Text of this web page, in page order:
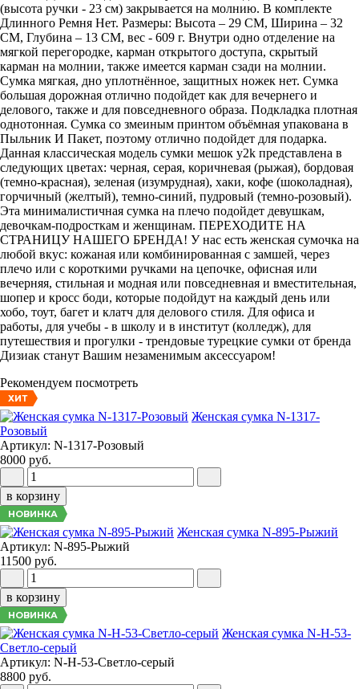
(высота ручки - 23 см) закрывается на молнию. В комплекте
Длинного Ремня Нет. Размеры: Высота – 29 СМ, Ширина – 32
СМ, Глубина – 13 СМ, вес - 609 г. Внутри одно отделение на
мягкой перегородке, карман открытого доступа, скрытый
карман на молнии, также имеется карман сзади на молнии.
Сумка мягкая, дно уплотнённое, защитных ножек нет. Сумка
большая дорожная отлично подойдет как для вечернего и
делового, также и для повседневного образа. Подкладка плотная
однотонная. Сумка со змеиным принтом объёмная упакована в
Пыльник И Пакет, поэтому отлично подойдет для подарка.
Данная классическая модель сумки мешок y2k представлена в
следующих цветах: черная, серая, коричневая (рыжая), бордовая
(темно-красная), зеленая (изумрудная), хаки, кофе (шоколадная),
горчичный (желтый), темно-синий, пудровый (темно-розовый).
Эта минималистичная сумка на плечо подойдет девушкам,
девочкам-подросткам и женщинам. ПЕРЕХОДИТЕ НА
СТРАНИЦУ НАШЕГО БРЕНДА! У нас есть женская сумочка на
любой вкус: кожаная или комбинированная с замшей, через
плечо или с короткими ручками на цепочке, офисная или
вечерняя, стильная и модная или повседневная и вместительная,
шопер и кросс боди, которые подойдут на каждый день или
хобо, тоут, багет и клатч для делового стиля. Для офиса и
работы, для учебы - в школу и в институт (колледж), для
путешествия и прогулки - трендовые турецкие сумки от бренда
Дизиак станут Вашим незаменимым аксессуаром!
Рекомендуем посмотреть
ХИТ
Женская сумка N-1317-
Розовый
Артикул: N-1317-Розовый
8000 руб.
в корзину
НОВИНКА
Женская сумка N-895-Рыжий
Артикул: N-895-Рыжий
11500 руб.
в корзину
НОВИНКА
Женская сумка N-H-53-
Светло-серый
Артикул: N-H-53-Светло-серый
8800 руб.